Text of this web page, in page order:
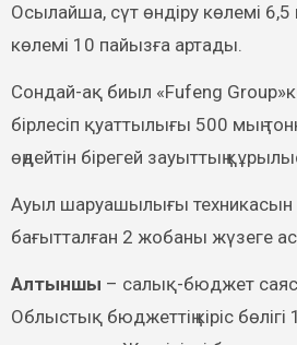
Осылайша, сүт өндіру көлемі 6,5
көлемі 10 пайызға артады.
Сондай-ақ биыл «Fufeng
бірлесіп қуаттылығы 500 мың
өңдейтін бірегей зауыттың
Ауыл шаруашылығы техникасын
бағытталған 2 жобаны жүзеге
Алтыншы – салық-бюджет
Облыстық бюджеттің кіріс